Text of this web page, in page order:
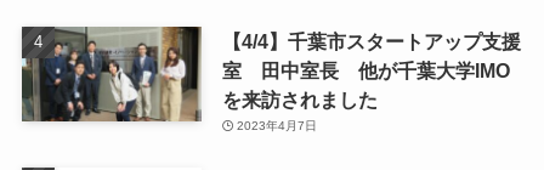
【4/4】千葉市スタートアップ支援
室 田中室長 他が千葉大学IMO
を来訪されました
2023年4月7日